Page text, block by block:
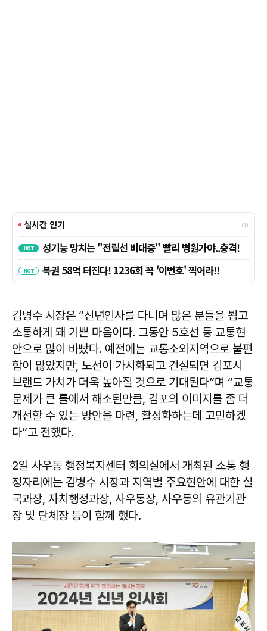
김병수 시장은 “신년인사를 다니며 많은 분들을 뵙고
소통하게 돼 기쁜 마음이다. 그동안 5호선 등 교통현
안으로 많이 바빴다. 예전에는 교통소외지역으로 불편
함이 많았지만, 노선이 가시화되고 건설되면 김포시
브랜드 가치가 더욱 높아질 것으로 기대된다”며 “교통
문제가 큰 틀에서 해소된만큼, 김포의 이미지를 좀 더
개선할 수 있는 방안을 마련, 활성화하는데 고민하겠
다”고 전했다.
2일 사우동 행정복지센터 회의실에서 개최된 소통 행
정자리에는 김병수 시장과 지역별 주요현안에 대한 실
국과장, 자치행정과장, 사우동장, 사우동의 유관기관
장 및 단체장 등이 함께 했다.